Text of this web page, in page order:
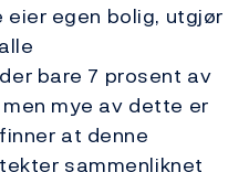
eier egen bolig, utgjør
bare 7 prosent av
mye av dette er
at denne
sammenliknet